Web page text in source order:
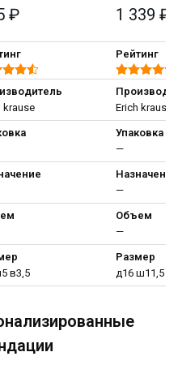
₽ 1 339 ₽
Рейтинг
krause
Erich krause
Упаковка
—
Назначение
—
Объем
—
в3,5
Размер
д16 ш11,5 в6